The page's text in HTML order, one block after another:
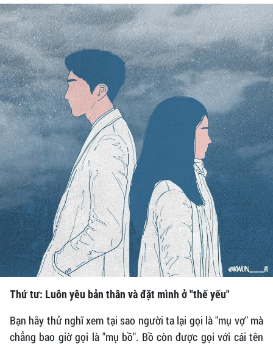
Thứ tư: Luôn yêu bản thân và đặt mình ở "thế yếu"
Bạn hãy thử nghĩ xem tại sao người ta lại gọi là "mụ vợ" mà
chẳng bao giờ gọi là "mụ bồ". Bồ còn được gọi với cái tên